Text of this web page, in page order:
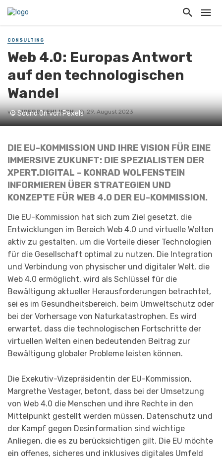
CONSULTING
Web 4.0: Europas Antwort
auf den technologischen
Wandel
vonJOERG FEHLISCH 29. August 2023
© Sound On von Pexels
DIE EU-KOMMISSION UND IHRE VISION FÜR EINE
IMMERSIVE ZUKUNFT: DIE SPEZIALISTEN DER
XPERT.DIGITAL – KONRAD WOLFENSTEIN
INFORMIEREN ÜBER STRATEGIEN UND
KONZEPTE FÜR WEB 4.0 DER EU-KOMMISSION.
Die EU-Kommission hat sich zum Ziel gesetzt, die
Entwicklungen im Bereich Web 4.0 und virtuelle Welten
aktiv zu gestalten, um die Vorteile dieser Technologien
für die Gesellschaft optimal zu nutzen. Die Integration
und Verbindung von physischer und digitaler Welt, die
Web 4.0 ermöglicht, wird als Schlüssel für die
Bewältigung aktueller Herausforderungen betrachtet,
sei es im Gesundheitsbereich, beim Umweltschutz oder
bei der Vorhersage von Naturkatastrophen. Es wird
erwartet, dass die technologischen Fortschritte der
virtuellen Welten einen bedeutenden Beitrag zur
Bewältigung globaler Probleme leisten können.
Die Exekutiv-Vizepräsidentin der EU-Kommission,
Margrethe Vestager, betont, dass bei der Umsetzung
von Web 4.0 die Menschen und ihre Rechte in den
Mittelpunkt gestellt werden müssen. Datenschutz und
der Kampf gegen Desinformation sind wichtige
Anliegen, die es zu berücksichtigen gilt. Die EU möchte
ein offenes, sicheres und inklusives digitales Umfeld